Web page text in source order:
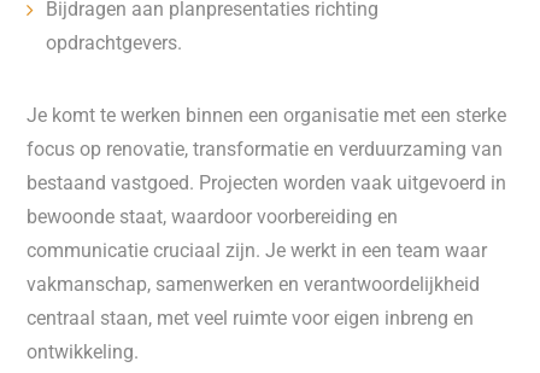
Bijdragen aan planpresentaties richting
opdrachtgevers.
Je komt te werken binnen een organisatie met een sterke
focus op renovatie, transformatie en verduurzaming van
bestaand vastgoed. Projecten worden vaak uitgevoerd in
bewoonde staat, waardoor voorbereiding en
communicatie cruciaal zijn. Je werkt in een team waar
vakmanschap, samenwerken en verantwoordelijkheid
centraal staan, met veel ruimte voor eigen inbreng en
ontwikkeling.